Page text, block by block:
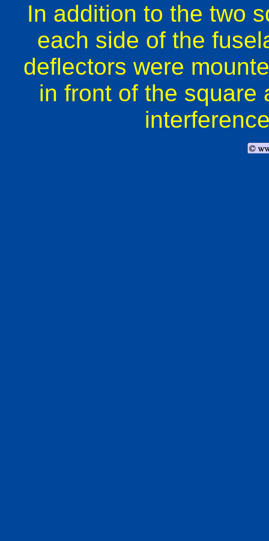
In addition to the two
each side of the
deflectors were
in front of the square